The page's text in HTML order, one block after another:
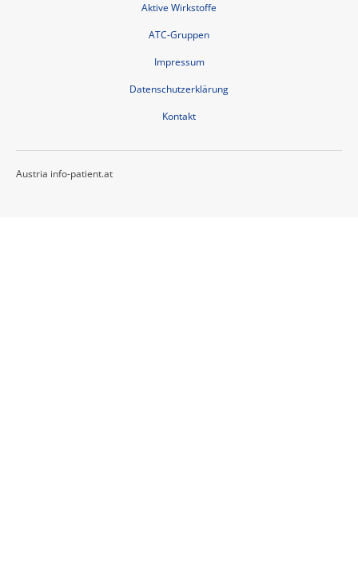
Aktive Wirkstoffe
ATC-Gruppen
Impressum
Datenschutzerklärung
Kontakt
Austria info-patient.at